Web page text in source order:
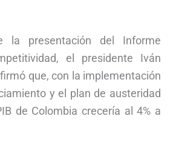
la presentación del Informe
el presidente Iván
que, con la implementación
y el plan de austeridad
de Colombia crecería al 4% a